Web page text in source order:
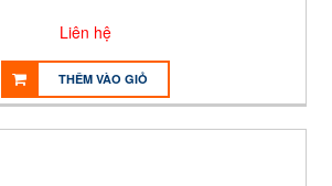
Liên hệ
THÊM VÀO GIỎ